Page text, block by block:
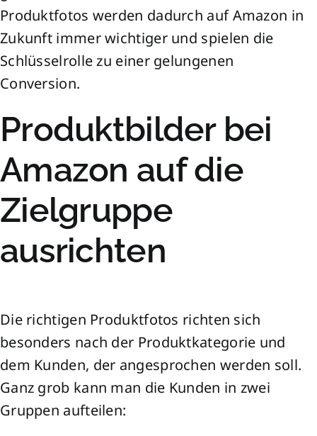
Produktfotos werden dadurch auf Amazon in
Zukunft immer wichtiger und spielen die
Schlüsselrolle zu einer gelungenen
Conversion.
Produktbilder bei
Amazon auf die
Zielgruppe
ausrichten
Die richtigen Produktfotos richten sich
besonders nach der Produktkategorie und
dem Kunden, der angesprochen werden soll.
Ganz grob kann man die Kunden in zwei
Gruppen aufteilen: